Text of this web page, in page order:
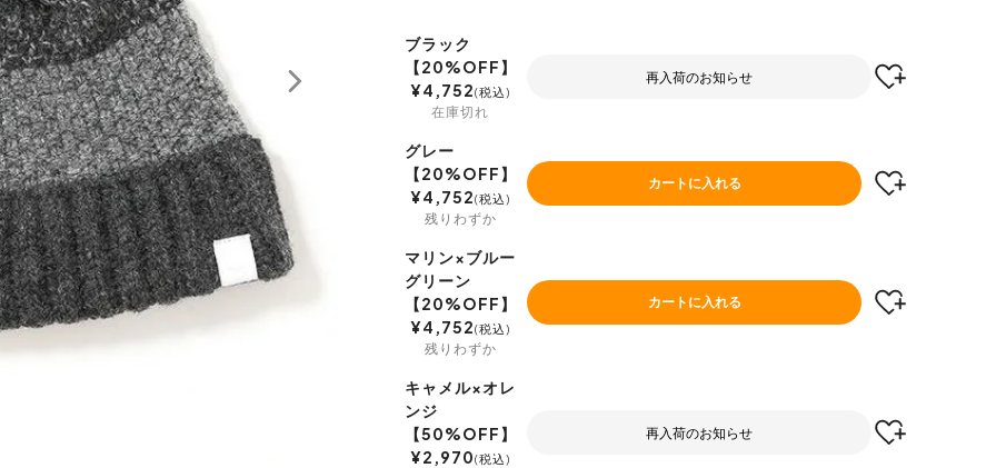
ブラック
【20%OFF】
¥4,752 税込
在庫切れ
再入荷のお知らせ
グレー
【20%OFF】
¥4,752 税込
残りわずか
カートに入れる
マリン×ブルー
グリーン
【20%OFF】
¥4,752 税込
残りわずか
カートに入れる
キャメル×オレ
ンジ
【50%OFF】
¥2,970 税込
再入荷のお知らせ